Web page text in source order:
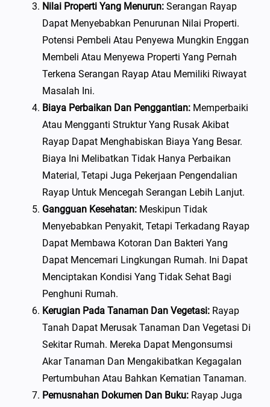
Nilai Properti Yang Menurun: Serangan Rayap
Dapat Menyebabkan Penurunan Nilai Properti.
Potensi Pembeli Atau Penyewa Mungkin Enggan
Membeli Atau Menyewa Properti Yang Pernah
Terkena Serangan Rayap Atau Memiliki Riwayat
Masalah Ini.
Biaya Perbaikan Dan Penggantian: Memperbaiki
Atau Mengganti Struktur Yang Rusak Akibat
Rayap Dapat Menghabiskan Biaya Yang Besar.
Biaya Ini Melibatkan Tidak Hanya Perbaikan
Material, Tetapi Juga Pekerjaan Pengendalian
Rayap Untuk Mencegah Serangan Lebih Lanjut.
Gangguan Kesehatan: Meskipun Tidak
Menyebabkan Penyakit, Tetapi Terkadang Rayap
Dapat Membawa Kotoran Dan Bakteri Yang
Dapat Mencemari Lingkungan Rumah. Ini Dapat
Menciptakan Kondisi Yang Tidak Sehat Bagi
Penghuni Rumah.
Kerugian Pada Tanaman Dan Vegetasi: Rayap
Tanah Dapat Merusak Tanaman Dan Vegetasi Di
Sekitar Rumah. Mereka Dapat Mengonsumsi
Akar Tanaman Dan Mengakibatkan Kegagalan
Pertumbuhan Atau Bahkan Kematian Tanaman.
Pemusnahan Dokumen Dan Buku: Rayap Juga